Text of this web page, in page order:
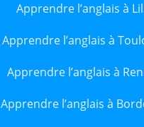
Apprendre l’anglais à
Apprendre l’anglais à
Apprendre l’anglais à
Apprendre l’anglais à